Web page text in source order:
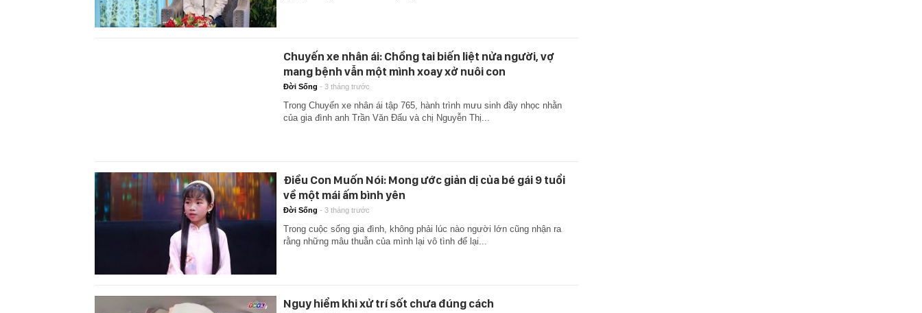
Chuyến xe nhân ái: Chồng tai biến liệt nửa người, vợ
mang bệnh vẫn một mình xoay xở nuôi con
Đời Sống - 3 tháng trước
Trong Chuyến xe nhân ái tập 765, hành trình mưu sinh đầy nhọc nhằn
của gia đình anh Trần Văn Đấu và chị Nguyễn Thị...
Điều Con Muốn Nói: Mong ước giản dị của bé gái 9 tuổi
về một mái ấm bình yên
Đời Sống - 3 tháng trước
Trong cuộc sống gia đình, không phải lúc nào người lớn cũng nhận ra
rằng những mâu thuẫn của mình lại vô tình để lại...
Nguy hiểm khi xử trí sốt chưa đúng cách